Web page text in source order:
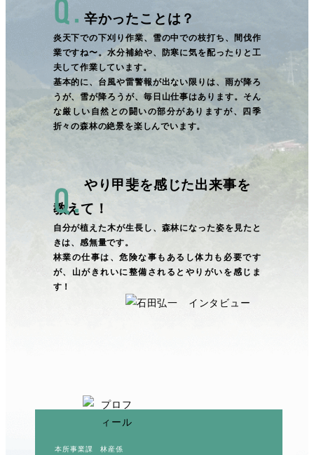
辛かったことは？
炎天下での下刈り作業、雪の中での枝打ち、間伐作
業ですね〜。水分補給や、防寒に気を配ったりと工
夫して作業しています。
基本的に、台風や雷警報が出ない限りは、雨が降ろ
うが、雪が降ろうが、毎日山仕事はあります。そん
な厳しい自然との闘いの部分がありますが、四季
折々の森林の絶景を楽しんでいます。
やり甲斐を感じた出来事を
教えて！
自分が植えた木が生長し、森林になった姿を見たと
きは、感無量です。
林業の仕事は、危険な事もあるし体力も必要です
が、山がきれいに整備されるとやりがいを感じま
す！
本所事業課 林産係